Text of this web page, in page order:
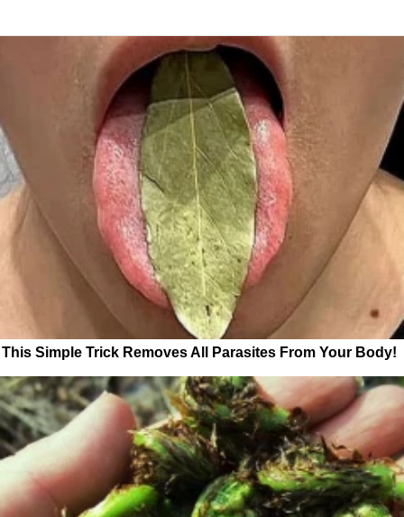
This Simple Trick Removes All Parasites From Your Body!